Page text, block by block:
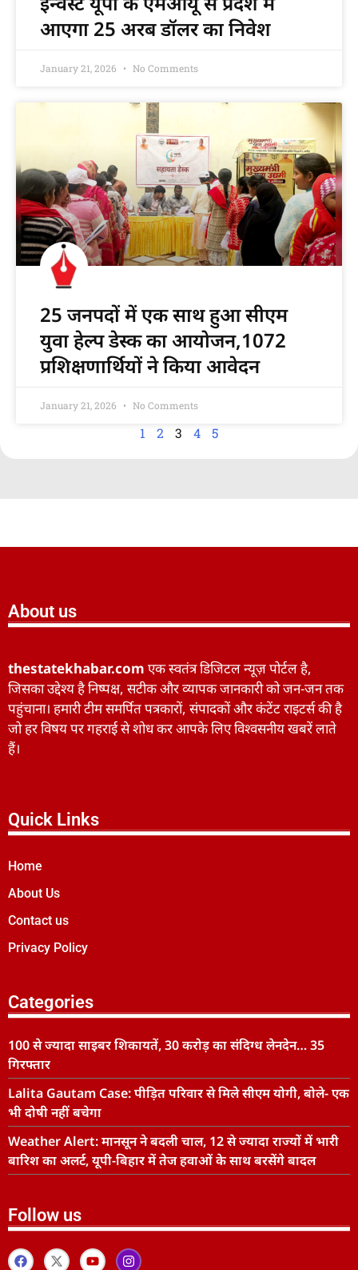
आएगा 25 अरब डॉलर का निवेश
January 21, 2026 No Comments
25 जनपदों में एक साथ हुआ सीएम
युवा हेल्प डेस्क का आयोजन,1072
प्रशिक्षणार्थियों ने किया आवेदन
January 21, 2026 No Comments
1 2 3 4 5
About us
thestatekhabar.com एक स्वतंत्र डिजिटल न्यूज़ पोर्टल है,
जिसका उद्देश्य है निष्पक्ष, सटीक और व्यापक जानकारी को जन-जन तक
पहुंचाना। हमारी टीम समर्पित पत्रकारों, संपादकों और कंटेंट राइटर्स की है
जो हर विषय पर गहराई से शोध कर आपके लिए विश्वसनीय खबरें लाते
हैं।
Quick Links
Home
About Us
Contact us
Privacy Policy
Categories
100 से ज्यादा साइबर शिकायतें, 30 करोड़ का संदिग्ध लेनदेन… 35
गिरफ्तार
Lalita Gautam Case: पीड़ित परिवार से मिले सीएम योगी, बोले- एक
भी दोषी नहीं बचेगा
Weather Alert: मानसून ने बदली चाल, 12 से ज्यादा राज्यों में भारी
बारिश का अलर्ट, यूपी-बिहार में तेज हवाओं के साथ बरसेंगे बादल
Follow us